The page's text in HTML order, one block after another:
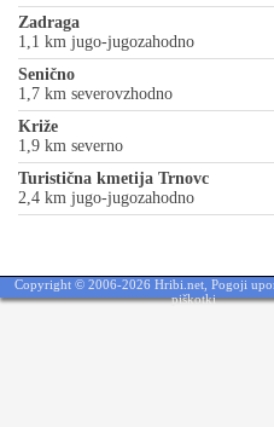
Zadraga
1,1 km jugo-jugozahodno
Senično
1,7 km severovzhodno
Križe
1,9 km severno
Turistična kmetija Trnovc
2,4 km jugo-jugozahodno
Copyright © 2006-2026 Hribi.net, Pogoji
piškotki